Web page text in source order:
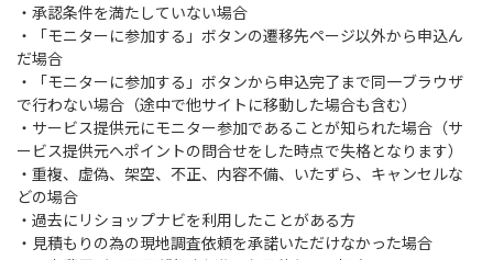
・承認条件を満たしていない場合
・「モニターに参加する」ボタンの遷移先ページ以外から申込ん
だ場合
・「モニターに参加する」ボタンから申込完了まで同一ブラウザ
で行わない場合（途中で他サイトに移動した場合も含む）
・サービス提供元にモニター参加であることが知られた場合（サ
ービス提供元へポイントの問合せをした時点で失格となります）
・重複、虚偽、架空、不正、内容不備、いたずら、キャンセルな
どの場合
・過去にリショップナビを利用したことがある方
・見積もりの為の現地調査依頼を承諾いただけなかった場合